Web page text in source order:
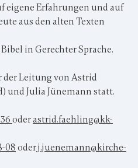
eigene Erfahrungen und auf
aus den alten Texten
in Gerechter Sprache.
Leitung von Astrid
und Julia Jünemann statt.
oderastrid.faehling@kk-
08 oderj.juenemann@kirche-